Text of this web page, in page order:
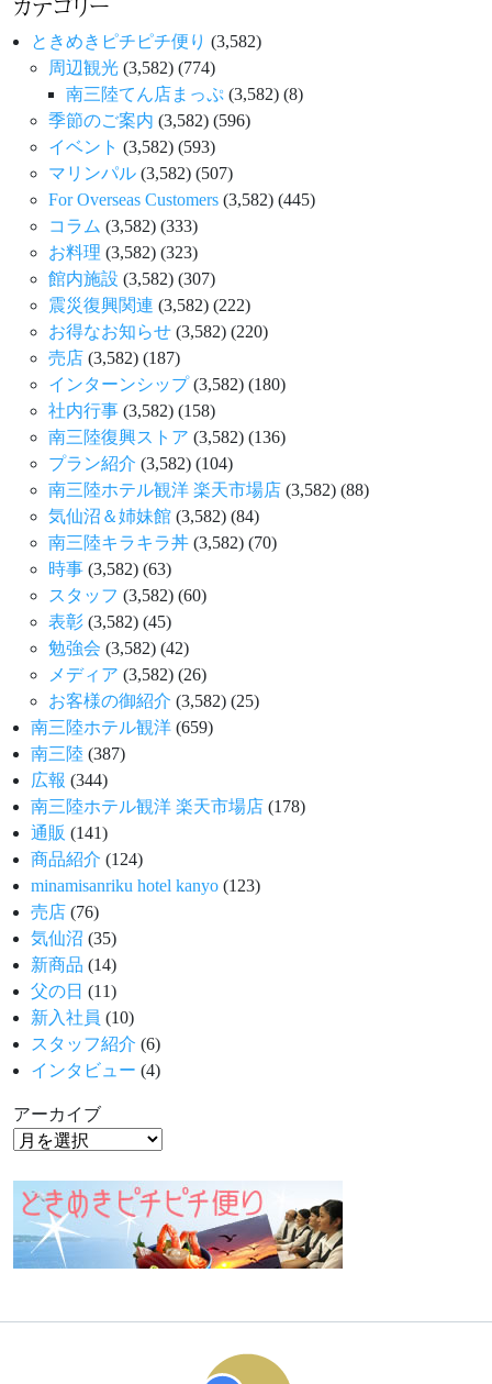
ときめきピチピチ便り (3,582)
周辺観光 (3,582) (774)
南三陸てん店まっぷ (3,582) (8)
季節のご案内 (3,582) (596)
イベント (3,582) (593)
マリンパル (3,582) (507)
For Overseas Customers (3,582) (445)
コラム (3,582) (333)
お料理 (3,582) (323)
館内施設 (3,582) (307)
震災復興関連 (3,582) (222)
お得なお知らせ (3,582) (220)
売店 (3,582) (187)
インターンシップ(3,582) (180)
社内行事 (3,582) (158)
南三陸復興ストア (3,582) (136)
プラン紹介 (3,582) (104)
南三陸ホテル観洋 楽天市場店 (3,582) (88)
気仙沼＆姉妹館 (3,582) (84)
南三陸キラキラ丼 (3,582) (70)
時事 (3,582) (63)
スタッフ (3,582) (60)
表彰 (3,582) (45)
勉強会 (3,582) (42)
メディア (3,582) (26)
お客様の御紹介 (3,582) (25)
南三陸ホテル観洋 (659)
南三陸 (387)
広報 (344)
南三陸ホテル観洋 楽天市場店 (178)
通販 (141)
商品紹介 (124)
minamisanriku hotel kanyo (123)
売店 (76)
気仙沼 (35)
新商品 (14)
父の日 (11)
新入社員 (10)
スタッフ紹介 (6)
インタビュー (4)
アーカイブ